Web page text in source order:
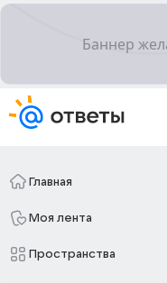
Главная
Моя лента
Пространства